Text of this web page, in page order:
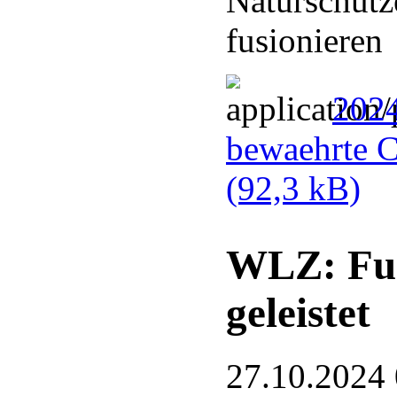
fusionieren
bewaehrte
(92,3 kB)
WLZ:
geleistet
27.10.2024